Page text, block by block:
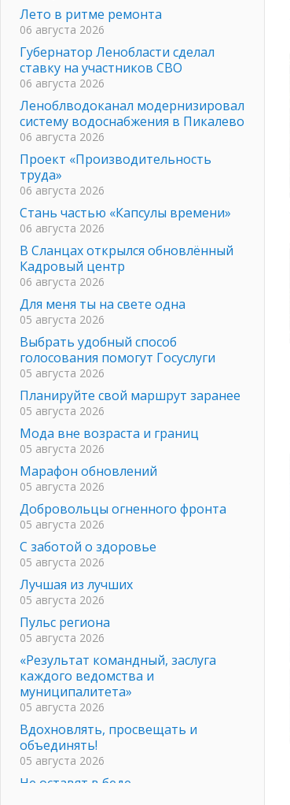
Лето в ритме ремонта
06 августа 2026
Губернатор Ленобласти сделал
ставку на участников СВО
06 августа 2026
Леноблводоканал модернизировал
систему водоснабжения в Пикалево
06 августа 2026
Проект «Производительность
труда»
06 августа 2026
Стань частью «Капсулы времени»
06 августа 2026
В Сланцах открылся обновлённый
Кадровый центр
06 августа 2026
Для меня ты на свете одна
05 августа 2026
Выбрать удобный способ
голосования помогут Госуслуги
05 августа 2026
Планируйте свой маршрут заранее
05 августа 2026
Мода вне возраста и границ
05 августа 2026
Марафон обновлений
05 августа 2026
Добровольцы огненного фронта
05 августа 2026
С заботой о здоровье
05 августа 2026
Лучшая из лучших
05 августа 2026
Пульс региона
05 августа 2026
«Результат командный, заслуга
каждого ведомства и
муниципалитета»
05 августа 2026
Вдохновлять, просвещать и
объединять!
05 августа 2026
Не оставят в беде